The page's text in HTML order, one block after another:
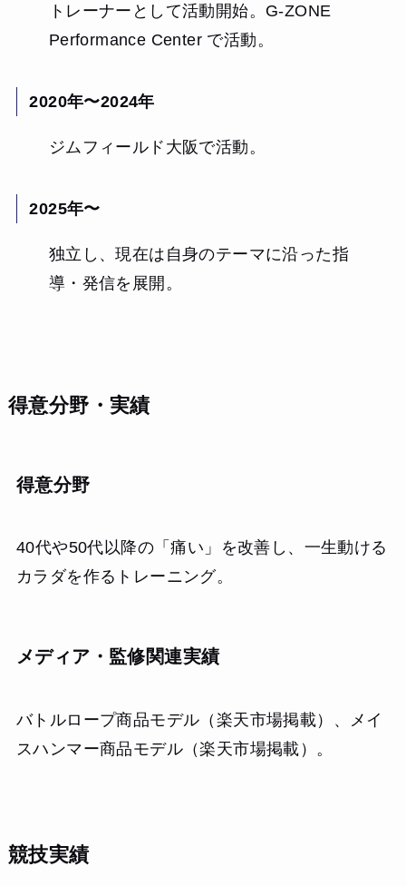
トレーナーとして活動開始。G-ZONE
Performance Center で活動。
2020年〜2024年
ジムフィールド大阪で活動。
2025年〜
独立し、現在は自身のテーマに沿った指
導・発信を展開。
得意分野・実績
得意分野
40代や50代以降の「痛い」を改善し、一生動ける
カラダを作るトレーニング。
メディア・監修関連実績
バトルロープ商品モデル（楽天市場掲載）、メイ
スハンマー商品モデル（楽天市場掲載）。
競技実績